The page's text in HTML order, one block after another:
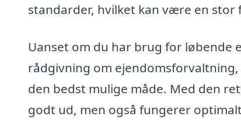
standarder, hvilket kan være en stor
Uanset om du har brug for løbende
rådgivning om
den bedst mulige måde. Med den
godt ud, men også fungerer